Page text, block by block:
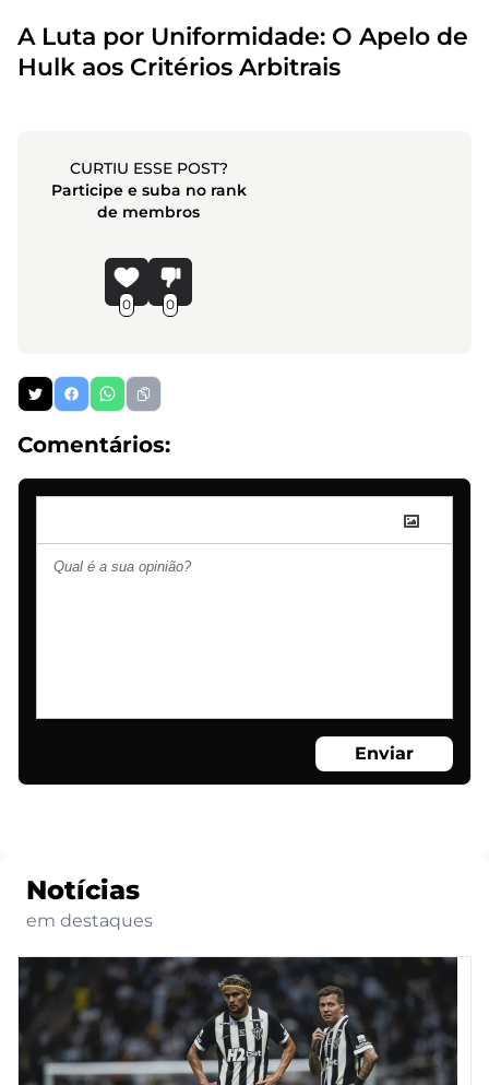
A Luta por Uniformidade: O Apelo de
Hulk aos Critérios Arbitrais
CURTIU ESSE POST?
Participe e suba no rank
de membros
0 0
Comentários:
Enviar
Notícias
em destaques